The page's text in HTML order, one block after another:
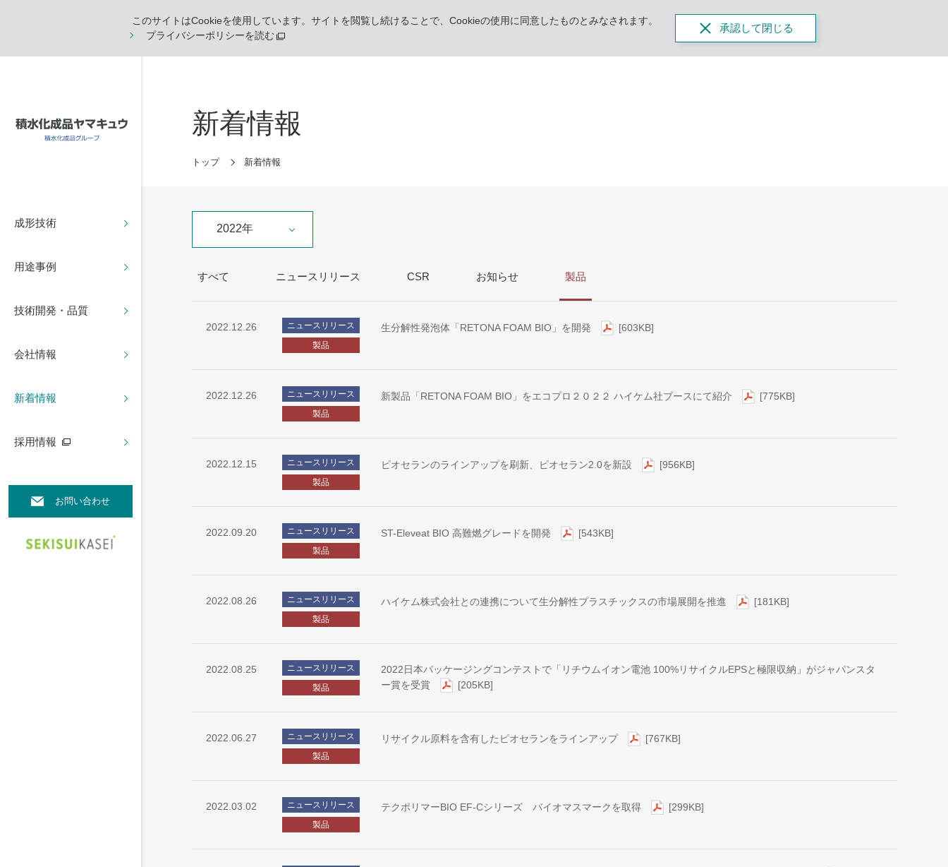
このサイトはCookieを使用しています。サイトを閲覧し続けることで、Cookieの使用に同意したものとみなされます。
プライバシーポリシーを読む
承認して閉じる
成形技術
用途事例
技術開発・品質
会社情報
新着情報
採用情報
お問い合わせ
新着情報
トップ 新着情報
2022年
すべて ニュース リリース CSR お知らせ 製品
2022.12.26
ニュースリリース
製品
生分解性発泡体「RETONA FOAM BIO」を開発 [603KB]
2022.12.26
ニュースリリース
製品
新製品「RETONA FOAM BIO」をエコプロ２０２２ ハイケム社ブースにて紹介 [775KB]
2022.12.15
ニュースリリース
製品
ピオセランのラインアップを刷新、ピオセラン2.0を新設 [956KB]
2022.09.20
ニュースリリース
製品
ST-Eleveat BIO 高難燃グレードを開発 [543KB]
2022.08.26
ニュースリリース
製品
ハイケム株式会社との連携について生分解性プラスチックスの市場展開を推進 [181KB]
2022.08.25
ニュースリリース
製品
2022日本パッケージングコンテストで「リチウムイオン電池 100%リサイクルEPSと極限収納」がジャパンスタ
ー賞を受賞
[205KB]
2022.06.27
ニュースリリース
製品
リサイクル原料を含有したピオセランをラインアップ [767KB]
2022.03.02
ニュースリリース
製品
テクポリマーBIO EF-Cシリーズ バイオマスマークを取得 [299KB]